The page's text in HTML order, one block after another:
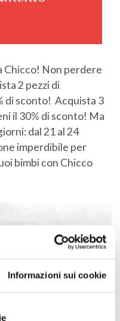
Informazioni sui cookie
Chicco! Non perdere
2 pezzi di
di sconto! Acquista 3
il 30% di sconto! Ma
dal 21 al 24
imperdibile per
bimbi con Chicco